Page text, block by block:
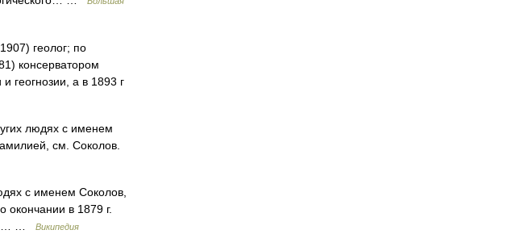
геолог; по
консерватором
геогнозии, а в 1893 г
людях с именем
см. Соколов.
с именем Соколов,
окончании в 1879 г.
…
Википедия